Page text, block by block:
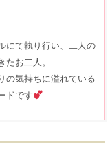
にて執り行い、二人の
お二人。
の気持ちに溢れている
ドです